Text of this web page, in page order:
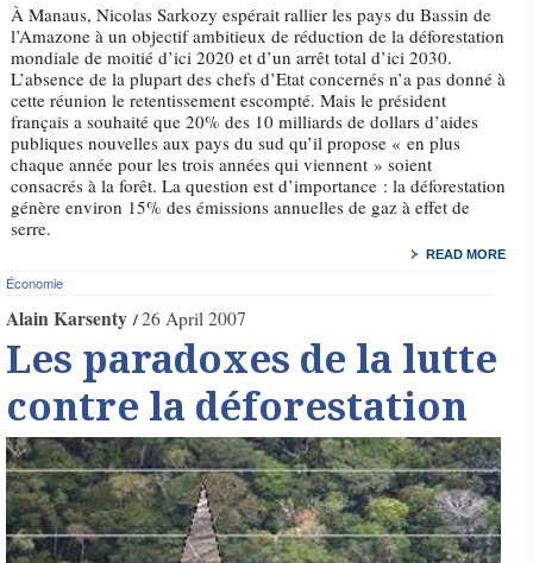
À Manaus, Nicolas Sarkozy espérait rallier les pays du Bassin de
l’Amazone à un objectif ambitieux de réduction de la déforestation
mondiale de moitié d’ici 2020 et d’un arrêt total d’ici 2030.
L’absence de la plupart des chefs d’Etat concernés n’a pas donné à
cette réunion le retentissement escompté. Mais le président
français a souhaité que 20% des 10 milliards de dollars d’aides
publiques nouvelles aux pays du sud qu’il propose « en plus
chaque année pour les trois années qui viennent » soient
consacrés à la forêt. La question est d’importance : la déforestation
génère environ 15% des émissions annuelles de gaz à effet de
serre.
READ MORE
Économie
Alain Karsenty 26 April 2007
Les paradoxes de la lutte
contre la déforestation